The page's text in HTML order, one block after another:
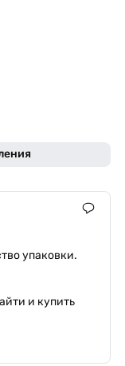
упаковки.
и купить